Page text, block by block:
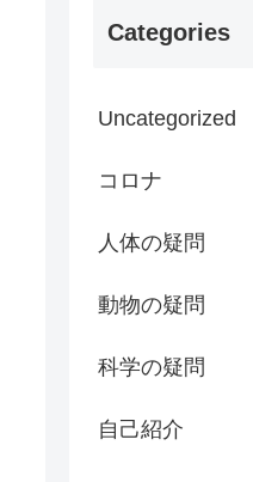
Categories
Uncategorized
コロナ
人体の疑問
動物の疑問
科学の疑問
自己紹介